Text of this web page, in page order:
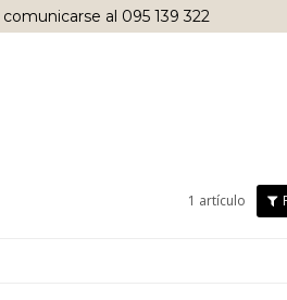
comunicarse al 095 139 322
1 artículo